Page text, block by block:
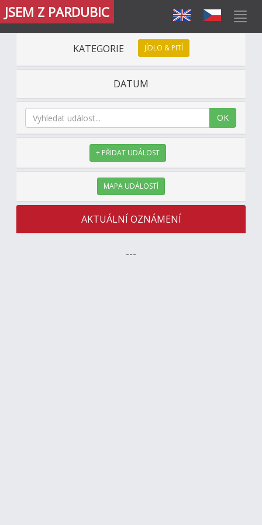
JSEM Z PARDUBIC
KATEGORIE JÍDLO & PITÍ
DATUM
OK
+ PŘIDAT UDÁLOST
MAPA UDÁLOSTÍ
AKTUÁLNÍ OZNÁMENÍ
---